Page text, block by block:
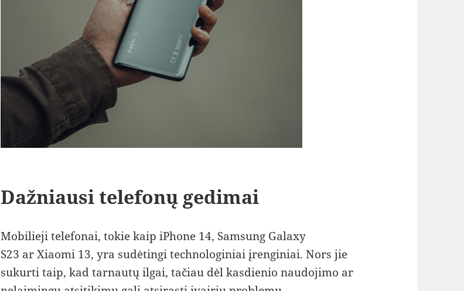
Dažniausi telefonų gedimai
Mobilieji telefonai, tokie kaip iPhone 14, Samsung Galaxy
S23 ar Xiaomi 13, yra sudėtingi technologiniai įrenginiai. Nors jie
sukurti taip, kad tarnautų ilgai, tačiau dėl kasdienio naudojimo ar